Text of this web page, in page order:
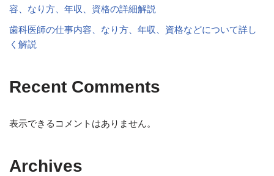
容、なり方、年収、資格の詳細解説
歯科医師の仕事内容、なり方、年収、資格などについて詳し
く解説
Recent Comments
表示できるコメントはありません。
Archives